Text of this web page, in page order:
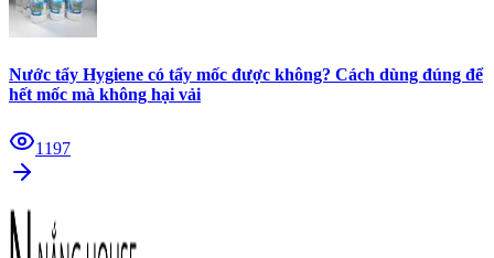
Nước tẩy Hygiene có tẩy mốc được không? Cách dùng đúng để
hết mốc mà không hại vải
1197